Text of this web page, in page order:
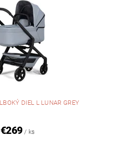
DIEL L LUNAR GREY
€269 / ks